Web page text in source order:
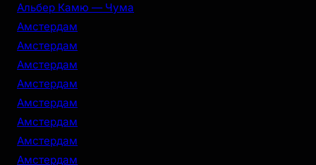
Альбер Камю — Чума
Амстердам
Амстердам
Амстердам
Амстердам
Амстердам
Амстердам
Амстердам
Амстердам